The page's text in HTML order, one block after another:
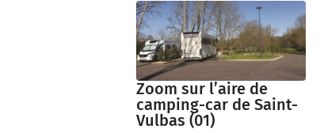
Zoom sur l’aire de
camping-car de Saint-
Vulbas (01)